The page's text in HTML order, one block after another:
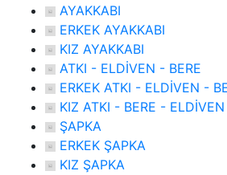
AYAKKABI
ERKEK AYAKKABI
KIZ AYAKKABI
ATKI - ELDİVEN - BERE
ERKEK ATKI - ELDİVEN -
KIZ ATKI - BERE - ELDİVEN
ŞAPKA
ERKEK ŞAPKA
KIZ ŞAPKA